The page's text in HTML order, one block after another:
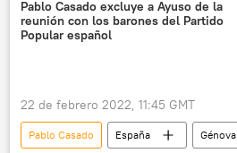
Pablo Casado excluye a Ayuso de la
reunión con los barones del Partido
Popular español
22 de febrero 2022, 11:45 GMT
Pablo Casado España
Génova